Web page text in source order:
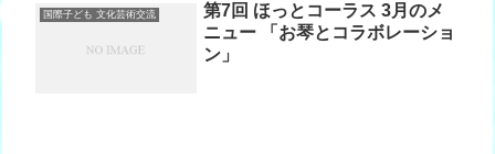
国際子ども 文化芸術交流
第7回 ほっとコーラス 3月のメ
ニュー 「お琴とコラボレーショ
ン」